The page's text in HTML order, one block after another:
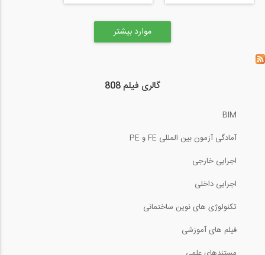
شهرسازی در خصوص
شرکت (مصاحبه
بهساز اندیشان تهران-
بخش ۲)
موارد بیشتر
گالری فیلم 808
BIM
آمادگی آزمون بین المللی FE و PE
اجرایی خارجی
اجرایی داخلی
تکنولوژی های نوین ساختمانی
فیلم های آموزشی